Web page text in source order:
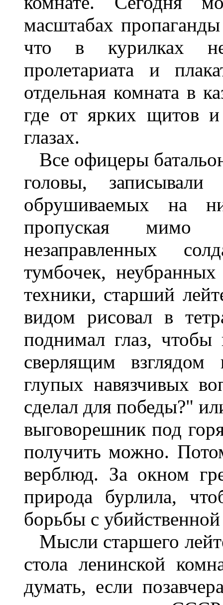
масштабах пропаганды
что
в курилках
пролетариата и
отдельная комната в
где от ярких щитов и
глазах.
Все офицеры
головы, записывали
обрушиваемых
на
пропуская
мимо
незаправленных
тумбочек, неубранных
техники, старший
видом рисовал в
подни­мал глаз, чтобы
сверлящим
взглядом
глупых навязчивых
сделал для победы?"
выговорешник под
получить можно.
верблюд. За окном
природа
бурлила,
борьбы с убийственной
Мысли старшего
стола ле­нинской
думать, если